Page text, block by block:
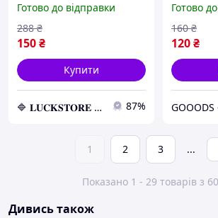
Самоклейка
Готово до відправки
150₴
288 ₴
Купити
🔷 𝐋𝐔𝐂𝐊𝐒𝐓𝐎𝐑𝐄 🔷 – Абсолютно всі товари за неперевершеними цінами! 87%
ПВХ,
300х300
Готово
120₴
160 ₴
1 2 3 ...
Показано 1 - 29 товарів з
Дивись також